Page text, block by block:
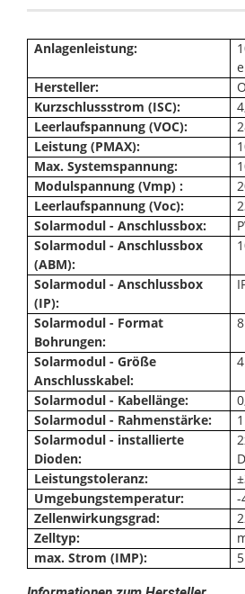
Anlagenleistung:
Hersteller:
Kurzschlussstrom (ISC):
Leerlaufspannung (VOC):
Leistung (PMAX):
Max. Systemspannung:
Modulspannung (Vmp) :
Leerlaufspannung (Voc):
Solarmodul - Anschlussbox:
Solarmodul - Anschlussbox
(ABM):
Solarmodul - Anschlussbox
(IP):
Solarmodul - Format
Bohrungen:
Solarmodul - Größe
Anschlusskabel:
Solarmodul - Kabellänge:
Solarmodul - Rahmenstärke:
Solarmodul - installierte
Dioden:
Leistungstoleranz:
Umgebungstemperatur:
-
Zellenwirkungsgrad:
Zelltyp:
max. Strom (IMP):